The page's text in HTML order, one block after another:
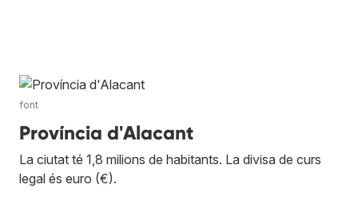
font
Província d'Alacant
La ciutat té 1,8 milions de habitants. La divisa de curs
legal és euro (€).